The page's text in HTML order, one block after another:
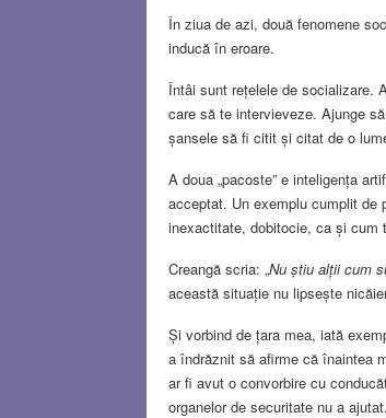
În ziua de azi, două fenomene
inducă în eroare.
Întâi sunt rețelele de socializare.
care să te intervieveze. Ajunge
șansele să fi citit și citat de o
A doua „pacoste” e inteligența
acceptat. Un exemplu cumplit de
inexactitate, dobitocie, ca și
Creangă scria: „Nu știu alții cum
această situație nu lipsește
Și vorbind de țara mea, iată
a îndrăznit să afirme că înaintea
ar fi avut o convorbire cu
organelor de securitate nu a